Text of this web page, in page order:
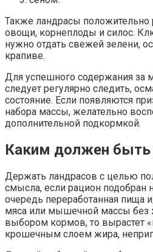
Также ландрасы положительно
овощи, корнеплоды и силос.
нужно отдать свежей зелени,
крапиве.
Для успешного содержания за
следует регулярно следить,
состояние. Если появляются
набора массы, желательно
дополнительной подкормкой.
Каким должен быть
Держать ландрасов с целью
смысла, если рацион подобран
очередь переработанная пища
мяса или мышечной массы без
выбором кормов, то вырастет
крошечным слоем жира,